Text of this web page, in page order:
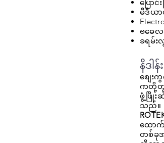
ပြော
မီဒီယာ
ဗဓေလ
ခရမ်
နိဒါန်း
စျေ
ကတို့တွ
ဖွံ့ဖြိုး
သည်။
ထောက်
တစ်ခုအ